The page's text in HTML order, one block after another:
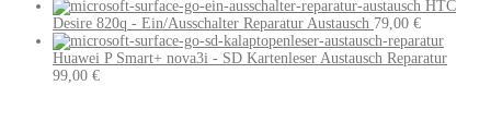
HTC
Desire 820q - Ein/Ausschalter Reparatur Austausch 79,00 €
Huawei P Smart+ nova3i - SD Kartenleser Austausch Reparatur
99,00 €